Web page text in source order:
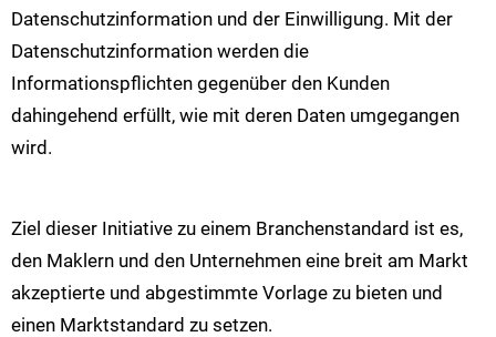
Datenschutzinformation und der Einwilligung. Mit der
Datenschutzinformation werden die
Informationspflichten gegenüber den Kunden
dahingehend erfüllt, wie mit deren Daten umgegangen
wird.
Ziel dieser Initiative zu einem Branchenstandard ist es,
den Maklern und den Unternehmen eine breit am Markt
akzeptierte und abgestimmte Vorlage zu bieten und
einen Marktstandard zu setzen.